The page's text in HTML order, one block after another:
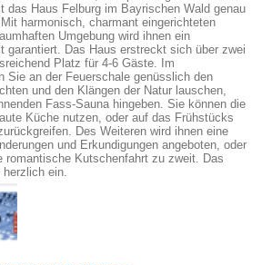
das Haus Felburg im Bayrischen Wald genau
harmonisch, charmant eingerichteten
Umgebung wird ihnen ein
garantiert. Das Haus erstreckt sich über zwei
Platz für 4-6 Gäste. Im
Sie an der Feuerschale genüsslich den
und den Klängen der Natur lauschen,
Fass-Sauna hingeben. Sie können die
Küche nutzen, oder auf das Frühstücks
Des Weiteren wird ihnen eine
und Erkundigungen angeboten, oder
romantische Kutschenfahrt zu zweit. Das
herzlich ein.